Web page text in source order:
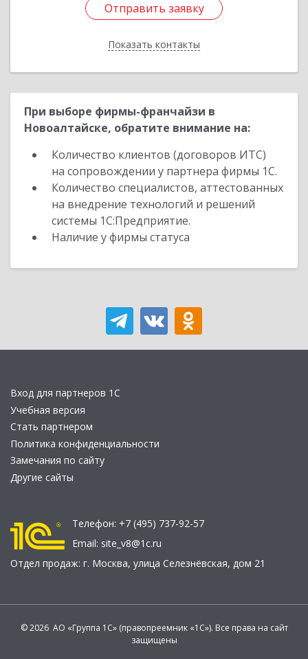
Отправить заявку
Показать контакты
Отправить заявку
Назад
При выборе фирмы-франчайзи в
Новоалтайске, обратите внимание на:
Количество клиентов (договоров ИТС)
на сопровождении у партнера фирмы 1С.
Количество специалистов, аттестованных
на внедрение технологий и решений
системы 1С:Предприятие.
Наличие у фирмы статуса
Вход для партнеров 1С
Учебная версия
Стать партнером
Политика конфиденциальности
Замечания по сайту
Другие сайты
Телефон: +7 (495) 737-92-57
Email: site_v8@1c.ru
Отдел продаж: г. Москва, улица Селезнёвская, дом 21
© 2026 АО «Группа 1С» (правопреемник «1С»). Все права на сайт
защищены